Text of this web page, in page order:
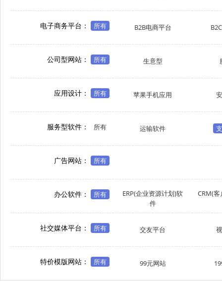
电子商务平台： 所有 B2B电商平台
公司型网站： 所有 生意型
应用设计： 所有 苹果手机应用
服务型软件： 所有 运输软件
广告网站： 所有
办公软件： 所有
ERP(企业资源计划)软
件
CRM(
社交媒体平台： 所有 交友平台
特价模版网站： 所有 99元网站